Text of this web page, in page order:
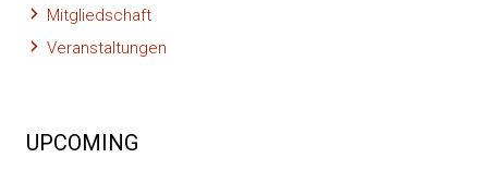
Mitgliedschaft
Veranstaltungen
UPCOMING